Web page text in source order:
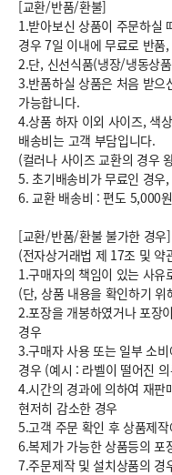
[교환/반품/환불]
1.받아보신 상품이 주문하실
경우 7일 이내에 무료로 반품
2.단, 신선식품(냉장/냉동상
3.반품하실 상품은 처음 받으
가능합니다.
4.상품 하자 이외 사이즈, 색
배송비는 고객 부담입니다.
(컬러나 사이즈 교환의 경우
5. 초기배송비가 무료인 경우
6.교환 배송비 : 편도 5,000원
[교환/반품/환불 불가한 경우]
(전자상거래법 제 17조 및 약
1.구매자의 책임이 있는 사
(단, 상품 내용을 확인하기
2.포장을 개봉하였거나 포장
경우
3.구매자 사용 또는 일부 소
경우 (예시 : 라벨이 떨어진
4.시간의 경과에 의하여 재판
현저히 감소한 경우
5.고객 주문 확인 후 상품제
6.복제가 가능한 상품등의 포
7.주문제작 및 설치상품의 경